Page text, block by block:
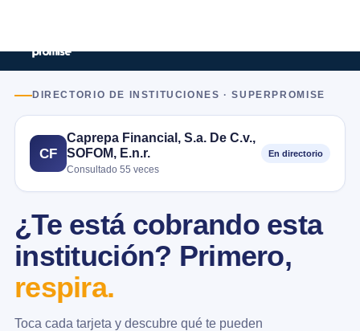
DIRECTORIO DE INSTITUCIONES · SUPERPROMISE
CF
Caprepa Financial, S.a. De C.v.,
SOFOM, E.n.r.
Consultado 55 veces
En directorio
¿Te está cobrando esta
institución? Primero,
respira.
Toca cada tarjeta y descubre qué te pueden